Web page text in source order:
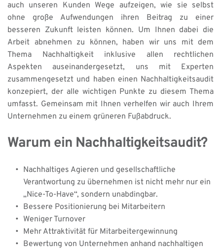
auch unseren Kunden Wege aufzeigen, wie sie selbst
ohne große Aufwendungen ihren Beitrag zu einer
besseren Zukunft leisten können. Um Ihnen dabei die
Arbeit abnehmen zu können, haben wir uns mit dem
Thema Nachhaltigkeit inklusive allen rechtlichen
Aspekten auseinandergesetzt, uns mit Experten
zusammengesetzt und haben einen Nachhaltigkeitsaudit
konzepiert, der alle wichtigen Punkte zu diesem Thema
umfasst. Gemeinsam mit Ihnen verhelfen wir auch Ihrem
Unternehmen zu einem grüneren Fußabdruck.
Warum ein Nachhaltigkeitsaudit?
Nachhaltiges Agieren und gesellschaftliche
Verantwortung zu übernehmen ist nicht mehr nur ein
„Nice-To-Have“, sondern unabdingbar.
Bessere Positionierung bei Mitarbeitern
Weniger Turnover
Mehr Attraktivität für Mitarbeitergewinnung
Bewertung von Unternehmen anhand nachhaltigen